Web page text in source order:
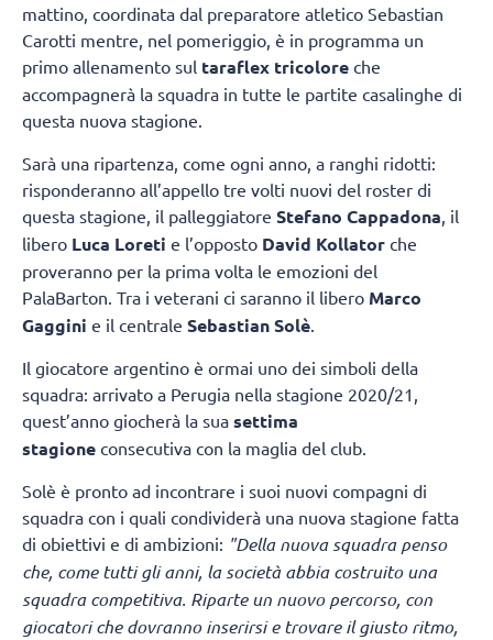
mattino, coordinata dal preparatore atletico Sebastian
Carotti mentre, nel pomeriggio, è in programma un
primo allenamento sul taraflex tricolore che
accompagnerà la squadra in tutte le partite casalinghe di
questa nuova stagione.
Sarà una ripartenza, come ogni anno, a ranghi ridotti:
risponderanno all’appello tre volti nuovi del roster di
questa stagione, il palleggiatore Stefano Cappadona , il
libero Luca Loreti e l’opposto David Kollator che
proveranno per la prima volta le emozioni del
PalaBarton. Tra i veterani ci saranno il libero Marco
Gaggini e il centrale Sebastian Solè
Il giocatore argentino è ormai uno dei simboli della
squadra: arrivato a Perugia nella stagione 2020/21,
quest’anno giocherà la sua settima
stagione consecutiva con la maglia del club.
Solè è pronto ad incontrare i suoi nuovi compagni di
squadra con i quali condividerà una nuova stagione fatta
di obiettivi e di ambizioni: "Della nuova squadra penso
che, come tutti gli anni, la società abbia costruito una
squadra competitiva. Riparte un nuovo percorso, con
giocatori che dovranno inserirsi e trovare il giusto ritmo,